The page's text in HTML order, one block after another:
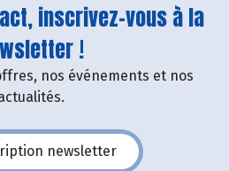
inscrivez-vous à la
!
nos événements et nos
newsletter